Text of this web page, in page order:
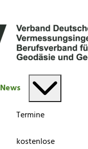
News
Termine
kostenlose